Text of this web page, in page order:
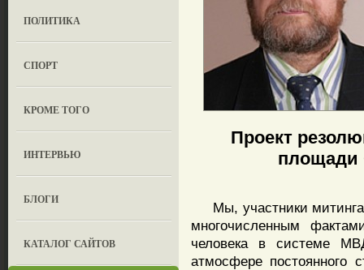
ПОЛИТИКА
СПОРТ
КРОМЕ ТОГО
ИНТЕРВЬЮ
БЛОГИ
КАТАЛОГ САЙТОВ
Проект
площади
Мы, участники митинга,
многочисленным
человека в системе
атмосфере